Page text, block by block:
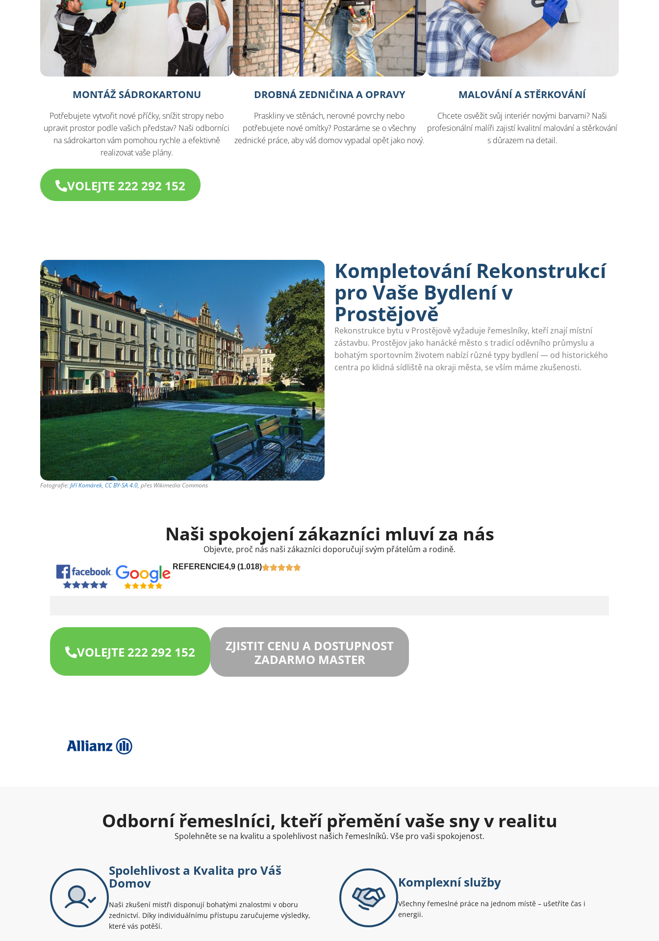
MONTÁŽ SÁDROKARTONU
Potřebujete vytvořit nové příčky, snížit stropy nebo
upravit prostor podle vašich představ? Naši odborníci
na sádrokarton vám pomohou rychle a efektivně
realizovat vaše plány.
DROBNÁ ZEDNIČINA A OPRAVY
Praskliny ve stěnách, nerovné povrchy nebo
potřebujete nové omítky? Postaráme se o všechny
zednické práce, aby váš domov vypadal opět jako nový.
MALOVÁNÍ A STĚRKOVÁNÍ
Chcete osvěžit svůj interiér novými barvami? Naši
profesionální malíři zajistí kvalitní malování a stěrkování
s důrazem na detail.
VOLEJTE 222 292 152
Fotografie:Jiří Komárek, CC BY-SA 4.0, přes Wikimedia Commons
Kompletování Rekonstrukcí
pro Vaše Bydlení v
Prostějově
Rekonstrukce bytu v Prostějově vyžaduje řemeslníky, kteří znají místní
zástavbu. Prostějov jako hanácké město s tradicí oděvního průmyslu a
bohatým sportovním životem nabízí různé typy bydlení — od historického
centra po klidná sídliště na okraji města, se vším máme zkušenosti.
Naši spokojení zákazníci mluví za nás
Objevte, proč nás naši zákazníci doporučují svým přátelům a rodině.
REFERENCIE4,9 (1.018)
VOLEJTE 222 292 152
ZJISTIT CENU A DOSTUPNOST
ZADARMO MASTER
Odborní řemeslníci, kteří přemění vaše sny v realitu
Spolehněte se na kvalitu a spolehlivost našich řemeslníků. Vše pro vaši spokojenost.
Spolehlivost a Kvalita pro Váš
Domov
Naši zkušení mistři disponují bohatými znalostmi v oboru
zednictví. Díky individuálnímu přístupu zaručujeme výsledky,
které vás potěší.
Komplexní služby
Všechny řemeslné práce na jednom místě – ušetříte čas i
energii.